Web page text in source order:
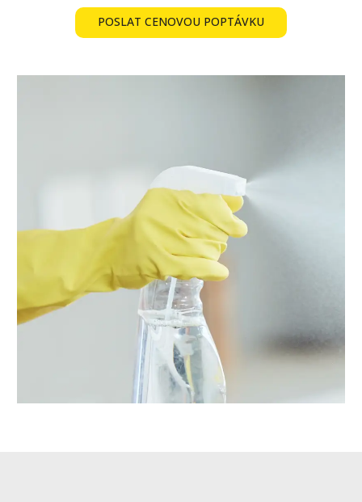
POSLAT CENOVOU POPTÁVKU